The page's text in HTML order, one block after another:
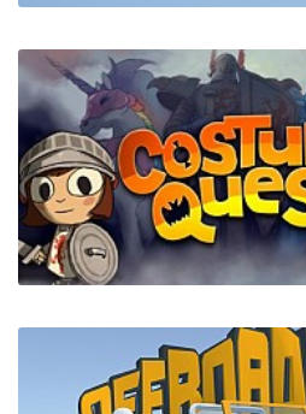
WRC 10 FIA World